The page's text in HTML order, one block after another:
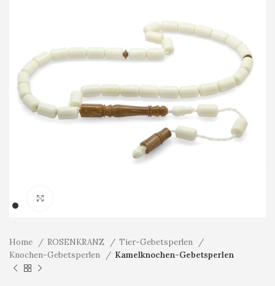
Home ROSENKRANZ
Tier-Gebetsperlen
Knochen-Gebetsperlen
Kamelknochen-Gebetsperlen